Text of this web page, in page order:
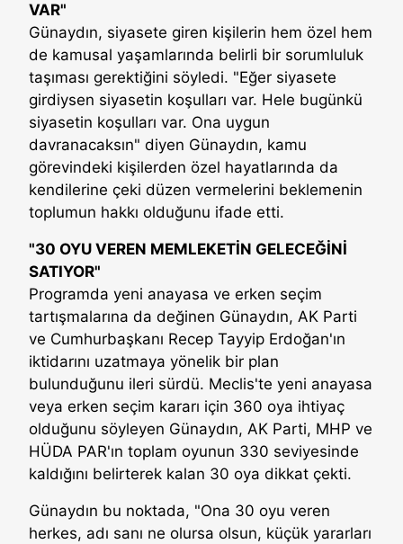
VAR"
Günaydın, siyasete giren kişilerin hem özel hem
de kamusal yaşamlarında belirli bir sorumluluk
taşıması gerektiğini söyledi. "Eğer siyasete
girdiysen siyasetin koşulları var. Hele bugünkü
siyasetin koşulları var. Ona uygun
davranacaksın" diyen Günaydın, kamu
görevindeki kişilerden özel hayatlarında da
kendilerine çeki düzen vermelerini beklemenin
toplumun hakkı olduğunu ifade etti.
"30 OYU VEREN MEMLEKETİN GELECEĞİNİ
SATIYOR"
Programda yeni anayasa ve erken seçim
tartışmalarına da değinen Günaydın, AK Parti
ve Cumhurbaşkanı Recep Tayyip Erdoğan'ın
iktidarını uzatmaya yönelik bir plan
bulunduğunu ileri sürdü. Meclis'te yeni anayasa
veya erken seçim kararı için 360 oya ihtiyaç
olduğunu söyleyen Günaydın, AK Parti, MHP ve
HÜDA PAR'ın toplam oyunun 330 seviyesinde
kaldığını belirterek kalan 30 oya dikkat çekti.
Günaydın bu noktada, "Ona 30 oyu veren
herkes, adı sanı ne olursa olsun, küçük yararları